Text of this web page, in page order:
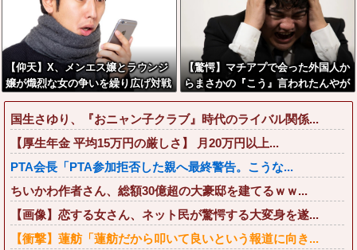
【仰天】X、メンエス嬢とラウンジ
嬢が熾烈な女の争いを繰り広げ対戦
型になってしまうw w w w w w w
w
【驚愕】マチアプで会った外国人か
らまさかの『こう』言われたんやが
これワイ詰みか？？？？？？？
国生さゆり、『おニャン子クラブ』時代のライバル関係...
【厚生年金 平均15万円の厳しさ】 月20万円以上...
PTA会長「PTA参加拒否した親へ最終警告。こうな...
ちいかわ作者さん、総額30億超の大豪邸を建てるｗｗ...
【画像】恋する女さん、ネット民が驚愕する大変身を遂...
【衝撃】蓮舫「蓮舫だから叩いて良いという報道に向き...